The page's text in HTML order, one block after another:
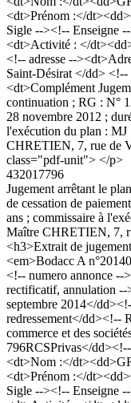
<dt>Prénom :</
Sigle --><!-- Enseigne
<dt>Activité : </
<!-- adresse --
Saint-Désirat </dd>
<dt>Complément
continuation ; RG : N°
28 novembre 2012 ;
l'exécution du plan :
CHRETIEN, 7, rue de
class="pdf-unit"> </p>
432017796
Jugement arrêtant le
de cessation de
ans ; commissaire à
Maître CHRETIEN, 7,
<h3>Extrait de
<em>Bodacc A
<!-- numero annonce --
rectificatif, annulation
septembre 2014</
redressement</dd><!--
commerce et des
796RCSPrivas</
<dt>Nom :</
<dt>Prénom :</
Sigle --><!-- Enseigne